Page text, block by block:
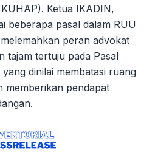
Ketua IKADIN,
beberapa pasal dalam RUU
peran advokat
tajam tertuju pada Pasal
dinilai membatasi ruang
memberikan pendapat